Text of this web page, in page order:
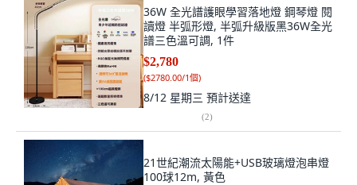
36W 全光譜護眼學習落地燈 鋼琴燈 閱
讀燈 半弧形燈, 半弧升級版黑36W全光
譜三色溫可調, 1件
$2,780
($2780.00/1個)
8/12 星期三 預計送達
(2)
21世紀潮流太陽能+USB玻璃燈泡串燈
100球12m, 黃色